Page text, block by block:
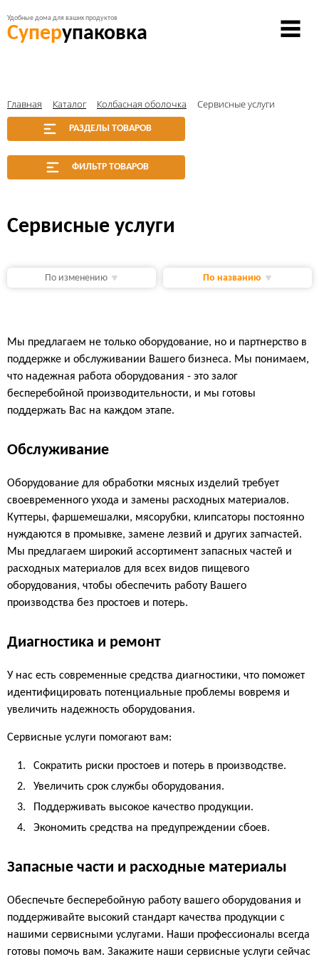
Удобные дома для ваших продуктов
Суперупаковка
Главная Каталог Колбасная оболочка Сервисные услуги
РАЗДЕЛЫ ТОВАРОВ
ФИЛЬТР ТОВАРОВ
Сервисные услуги
По изменению По названию
Мы предлагаем не только оборудование, но и партнерство в
поддержке и обслуживании Вашего бизнеса. Мы понимаем,
что надежная работа оборудования - это залог
бесперебойной производительности, и мы готовы
поддержать Вас на каждом этапе.
Обслуживание
Оборудование для обработки мясных изделий требует
своевременного ухода и замены расходных материалов.
Куттеры, фаршемешалки, мясорубки, клипсаторы постоянно
нуждаются в промывке, замене лезвий и других запчастей.
Мы предлагаем широкий ассортимент запасных частей и
расходных материалов для всех видов пищевого
оборудования, чтобы обеспечить работу Вашего
производства без простоев и потерь.
Диагностика и ремонт
У нас есть современные средства диагностики, что поможет
идентифицировать потенциальные проблемы вовремя и
увеличить надежность оборудования.
Сервисные услуги помогают вам:
Сократить риски простоев и потерь в производстве.
Увеличить срок службы оборудования.
Поддерживать высокое качество продукции.
Экономить средства на предупреждении сбоев.
Запасные части и расходные материалы
Обеспечьте бесперебойную работу вашего оборудования и
поддерживайте высокий стандарт качества продукции с
нашими сервисными услугами. Наши профессионалы всегда
готовы помочь вам. Закажите наши сервисные услуги сейчас